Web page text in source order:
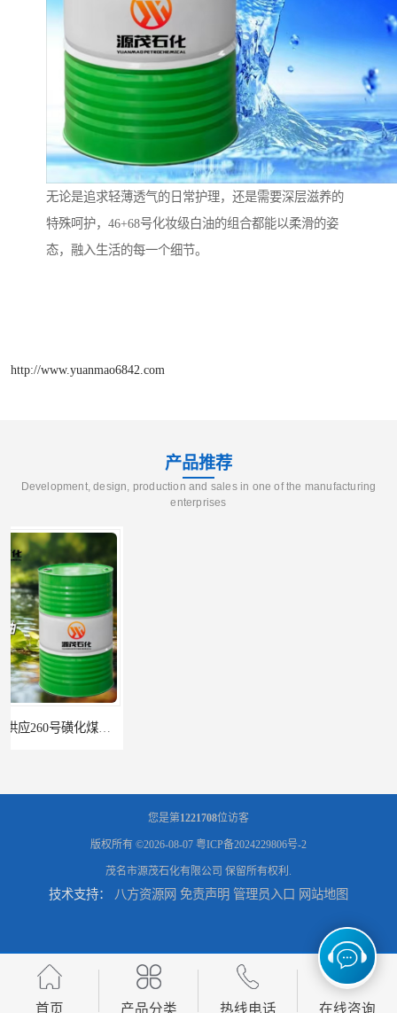
无论是追求轻薄透气的日常护理，还是需要深层滋养的
特殊呵护，46+68号化妆级白油的组合都能以柔滑的姿
态，融入生活的每一个细节。
http://www.yuanmao6842.com
产品推荐
Development, design, production and sales in one of the manufacturing
enterprises
您是第1221708位访客
版权所有 ©2026-08-07 粤ICP备2024229806号-2
茂名市源茂石化有限公司 保留所有权利.
技术支持： 八方资源网 免责声明 管理员入口 网站地图
首页 产品分类 热线电话 在线咨询